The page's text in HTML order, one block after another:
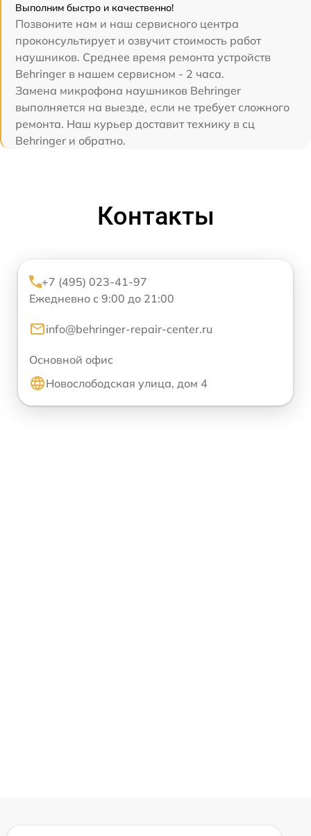
Выполним быстро и качественно!
Позвоните нам и наш сервисного центра
проконсультирует и озвучит стоимость работ
наушников. Среднее время ремонта устройств
Behringer в нашем сервисном - 2 часа.
Замена микрофона наушников Behringer
выполняется на выезде, если не требует сложного
ремонта. Наш курьер доставит технику в сц
Behringer и обратно.
Контакты
+7 (495) 023-41-97
Ежедневно с 9:00 до 21:00
info@behringer-repair-center.ru
Основной офис
Новослободская улица, дом 4